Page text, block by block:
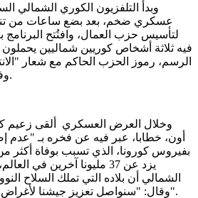
وبدأ التلفزيون الكوري
لتأسيس حزب العمال، وافتُتح
فيه ثلاثة أشخاص كوريين شماليين
الرسم، رموز الحزب الحاكم مع شعار
وفق ما ذكرت وكالة رويترز.
وخلال العرض العسكري ألقى زعيم
أون، خطابا، عبر فيه عن فخره بـ "عدم
بفيروس كورونا، الذي تسبب بوفاة
يزد عن 37 مليونا آخرين في
الشمالي أن بلاده التي تملك السلاح
وقال: "سنواصل تعزيز جيشنا لأغراض الدفاع عن النفس والردع".